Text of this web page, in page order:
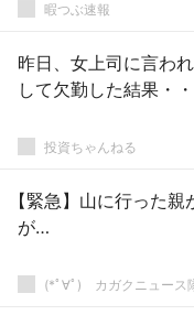
暇つぶ速報
昨日、女上司に言わ
して欠勤した結果・・
投資ちゃんねる
【緊急】山に行った
が…
(*ﾟ∀ﾟ)ゞカガクニュース